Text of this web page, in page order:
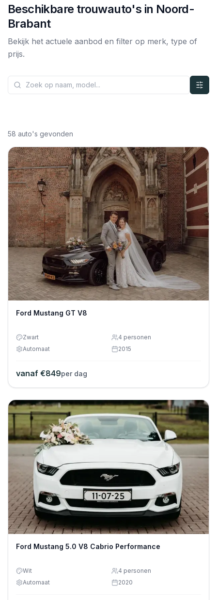
Beschikbare trouwauto's in Noord-
Brabant
Bekijk het actuele aanbod en filter op merk, type of
prijs.
58 auto's gevonden
Ford Mustang GT V8
Zwart 4 personen
Automaat
2015
vanaf €849per dag
Ford Mustang 5.0 V8 Cabrio Performance
Wit 4 personen
Automaat
2020